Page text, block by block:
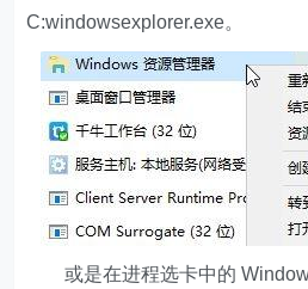
C:windowsexplorer.exe。
或是在进程选卡中的